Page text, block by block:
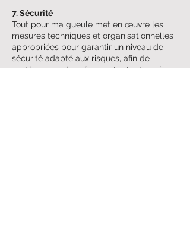
7. Sécurité
Tout pour ma gueule met en œuvre les
mesures techniques et organisationnelles
appropriées pour garantir un niveau de
sécurité adapté aux risques, afin de
protéger vos données contre tout accès,